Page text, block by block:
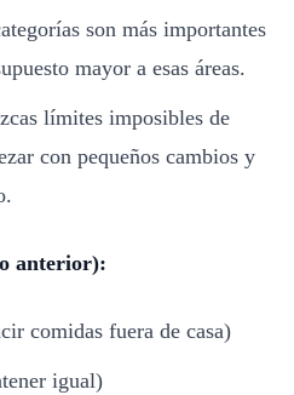
son más importantes
mayor a esas áreas.
límites imposibles de
con pequeños cambios y
anterior):
comidas fuera de casa)
igual)